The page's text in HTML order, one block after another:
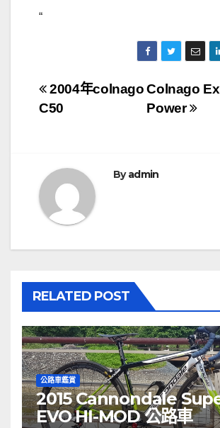
“
文
覽
Colnago
Power
2004年colnago
C50
Byadmin
RELATED POST
公路車鑑賞
2015 Cannondale
EVO HI-MOD 公路車